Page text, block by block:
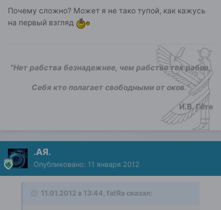
Почему сложно? Может я не тако тупой, как кажусь
на первый взгляд
"Нет рабства безнадежнее, чем рабство тех рабов,
Себя кто полагает свободными от оков."
И.В. Гёте
.АЯ.
Опубликовано: 11 января 2012
11.01.2012 в 13:44, fatRa сказал: